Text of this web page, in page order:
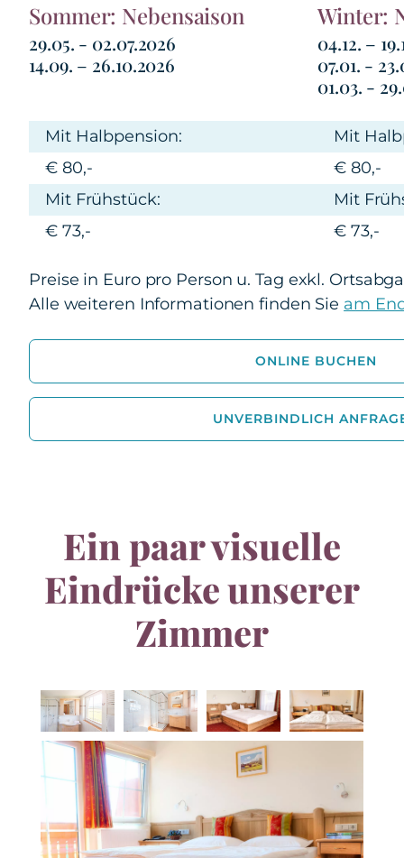
Sommer: Nebensaison Winter:
29.05. - 02.07.2026
14.09. – 26.10.2026
04.12. –
07.01. -
01.03. -
Mit Halbpension:
Mit
€ 80,-
€ 80,-
Mit Frühstück:
Mit
€ 73,-
€ 73,-
Preise in Euro pro Person u. Tag exkl.
Alle weiteren Informationen finden Sie am
ONLINE BUCHEN
UNVERBINDLICH
Ein paar visuelle
Eindrücke unserer
Zimmer